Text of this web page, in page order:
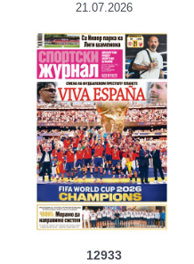
21.07.2026
12933